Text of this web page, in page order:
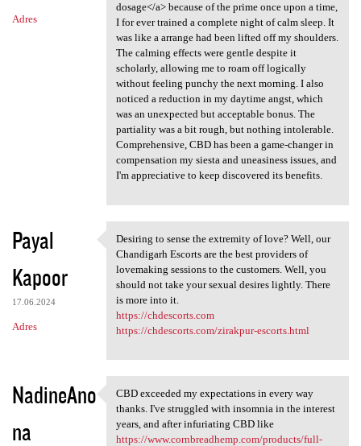
Adres
dosage</a> because of the prime once upon a time,
I for ever trained a complete night of calm sleep. It
was like a arrange had been lifted off my shoulders.
The calming effects were gentle despite it
scholarly, allowing me to roam off logically
without feeling punchy the next morning. I also
noticed a reduction in my daytime angst, which
was an unexpected but acceptable bonus. The
partiality was a bit rough, but nothing intolerable.
Comprehensive, CBD has been a game-changer in
compensation my siesta and uneasiness issues, and
I'm appreciative to keep discovered its benefits.
Payal
Kapoor
17.06.2024
Adres
Desiring to sense the
Desiring to sense the extremity of love? Well, our
Chandigarh Escorts are the best providers of
lovemaking sessions to the customers. Well, you
should not take your sexual desires lightly. There
is more into it.
https://chdescorts.com
https://chdescorts.com/zirakpur-escorts.html
NadineAno
na
CBD exceeded my expectations
CBD exceeded my expectations in every way
thanks. I've struggled with insomnia in the interest
years, and after infuriating CBD like
https://www.cornbreadhemp.com/products/full-